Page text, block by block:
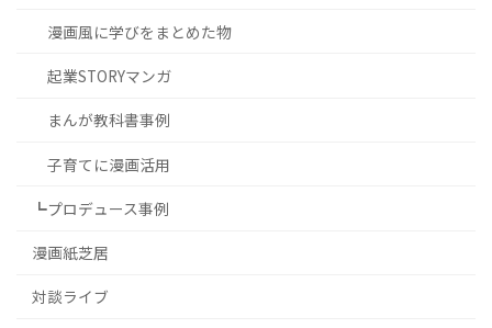
漫画風に学びをまとめた物
起業STORYマンガ
まんが教科書事例
子育てに漫画活用
┗プロデュース事例
漫画紙芝居
対談ライブ